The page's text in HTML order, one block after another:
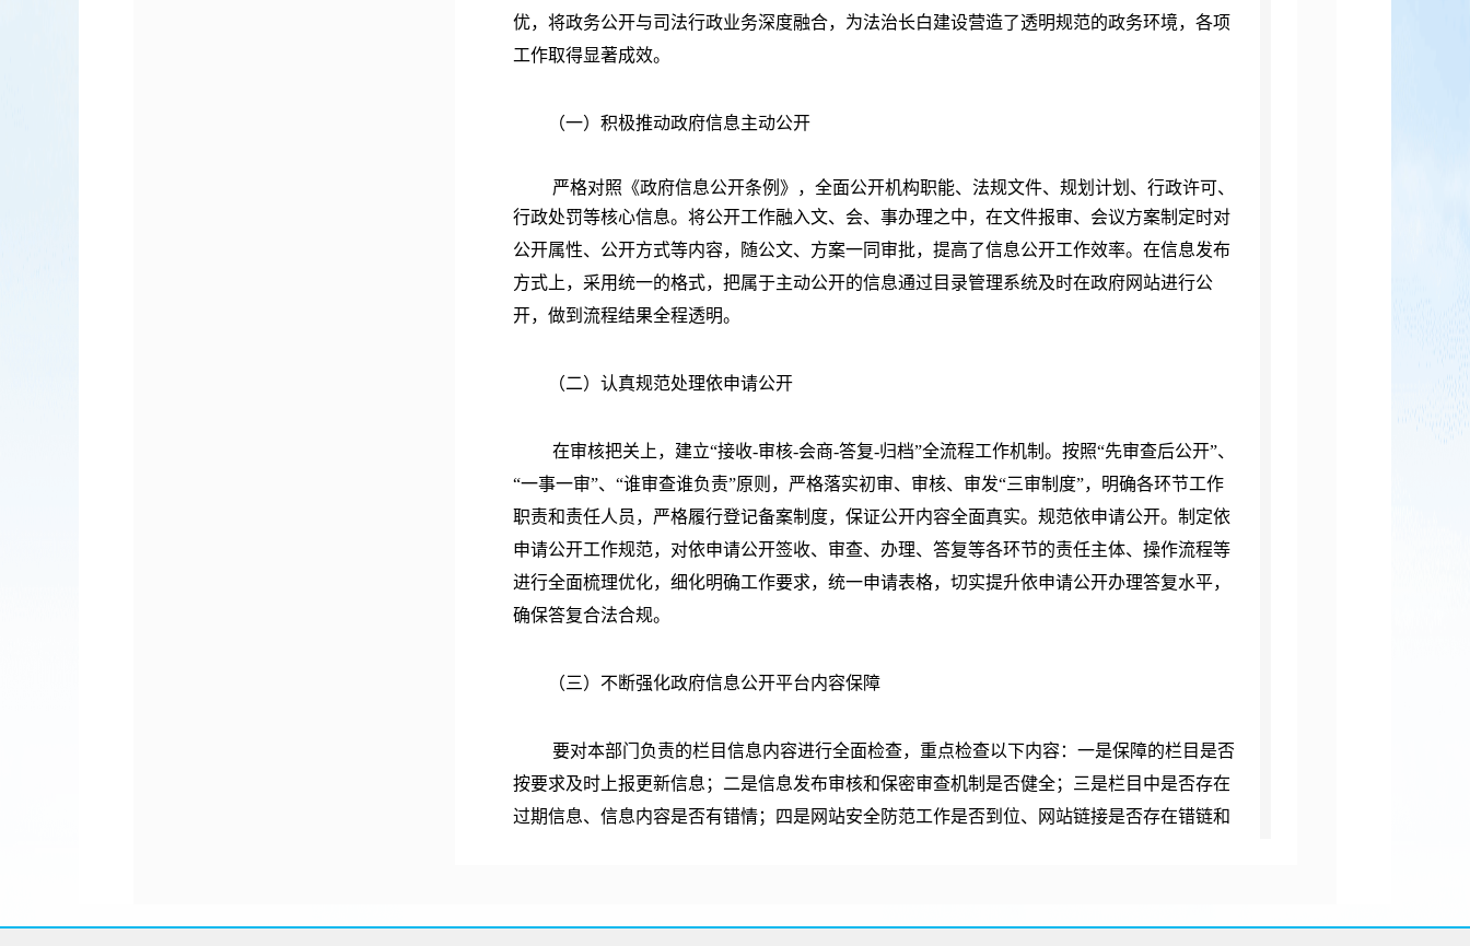
优，将政务公开与司法行政业务深度融合，为法治长白建设营造了透明规范的政务环境，各项
工作取得显著成效。
（一）积极推动政府信息主动公开
严格对照《政府信息公开条例》，全面公开机构职能、法规文件、规划计划、行政许可、
行政处罚等核心信息。 将公开工作融入文、会、事办理之中，在文件报审、会议方案制定时对
公开属性、公开方式等内容，随公文、方案一同审批，提高了信息公开工作效率。在信息发布
方式上，采用统一的格式，把属于主动公开的信息通过目录管理系统及时在政府网站进行公
开，做到流程结果全程透明。
（二）认真规范处理依申请公开
在审核把关上，建立“接收-审核-会商-答复-归档”全流程工作机制。按照“先审查后公开”、
“一事一审”、“谁审查谁负责”原则，严格落实初审、审核、审发“三审制度”，明确各环节工作
职责和责任人员，严格履行登记备案制度，保证公开内容全面真实。规范依申请公开。制定依
申请公开工作规范，对依申请公开签收、审查、办理、答复等各环节的责任主体、操作流程等
进行全面梳理优化，细化明确工作要求，统一申请表格，切实提升依申请公开办理答复水平，
确保答复合法合规。
（三）不断强化政府信息公开平台内容保障
要对本部门负责的栏目信息内容进行全面检查，重点检查以下内容：一是保障的栏目是否
按要求及时上报更新信息；二是信息发布审核和保密审查机制是否健全；三是栏目中是否存在
过期信息、信息内容是否有错情；四是网站安全防范工作是否到位、网站链接是否存在错链和